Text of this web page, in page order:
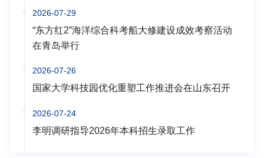
2026-07-29
“东方红2”海洋综合科考船大修建设成效考察活动
在青岛举行
2026-07-26
国家大学科技园优化重塑工作推进会在山东召开
2026-07-24
李明调研指导2026年本科招生录取工作